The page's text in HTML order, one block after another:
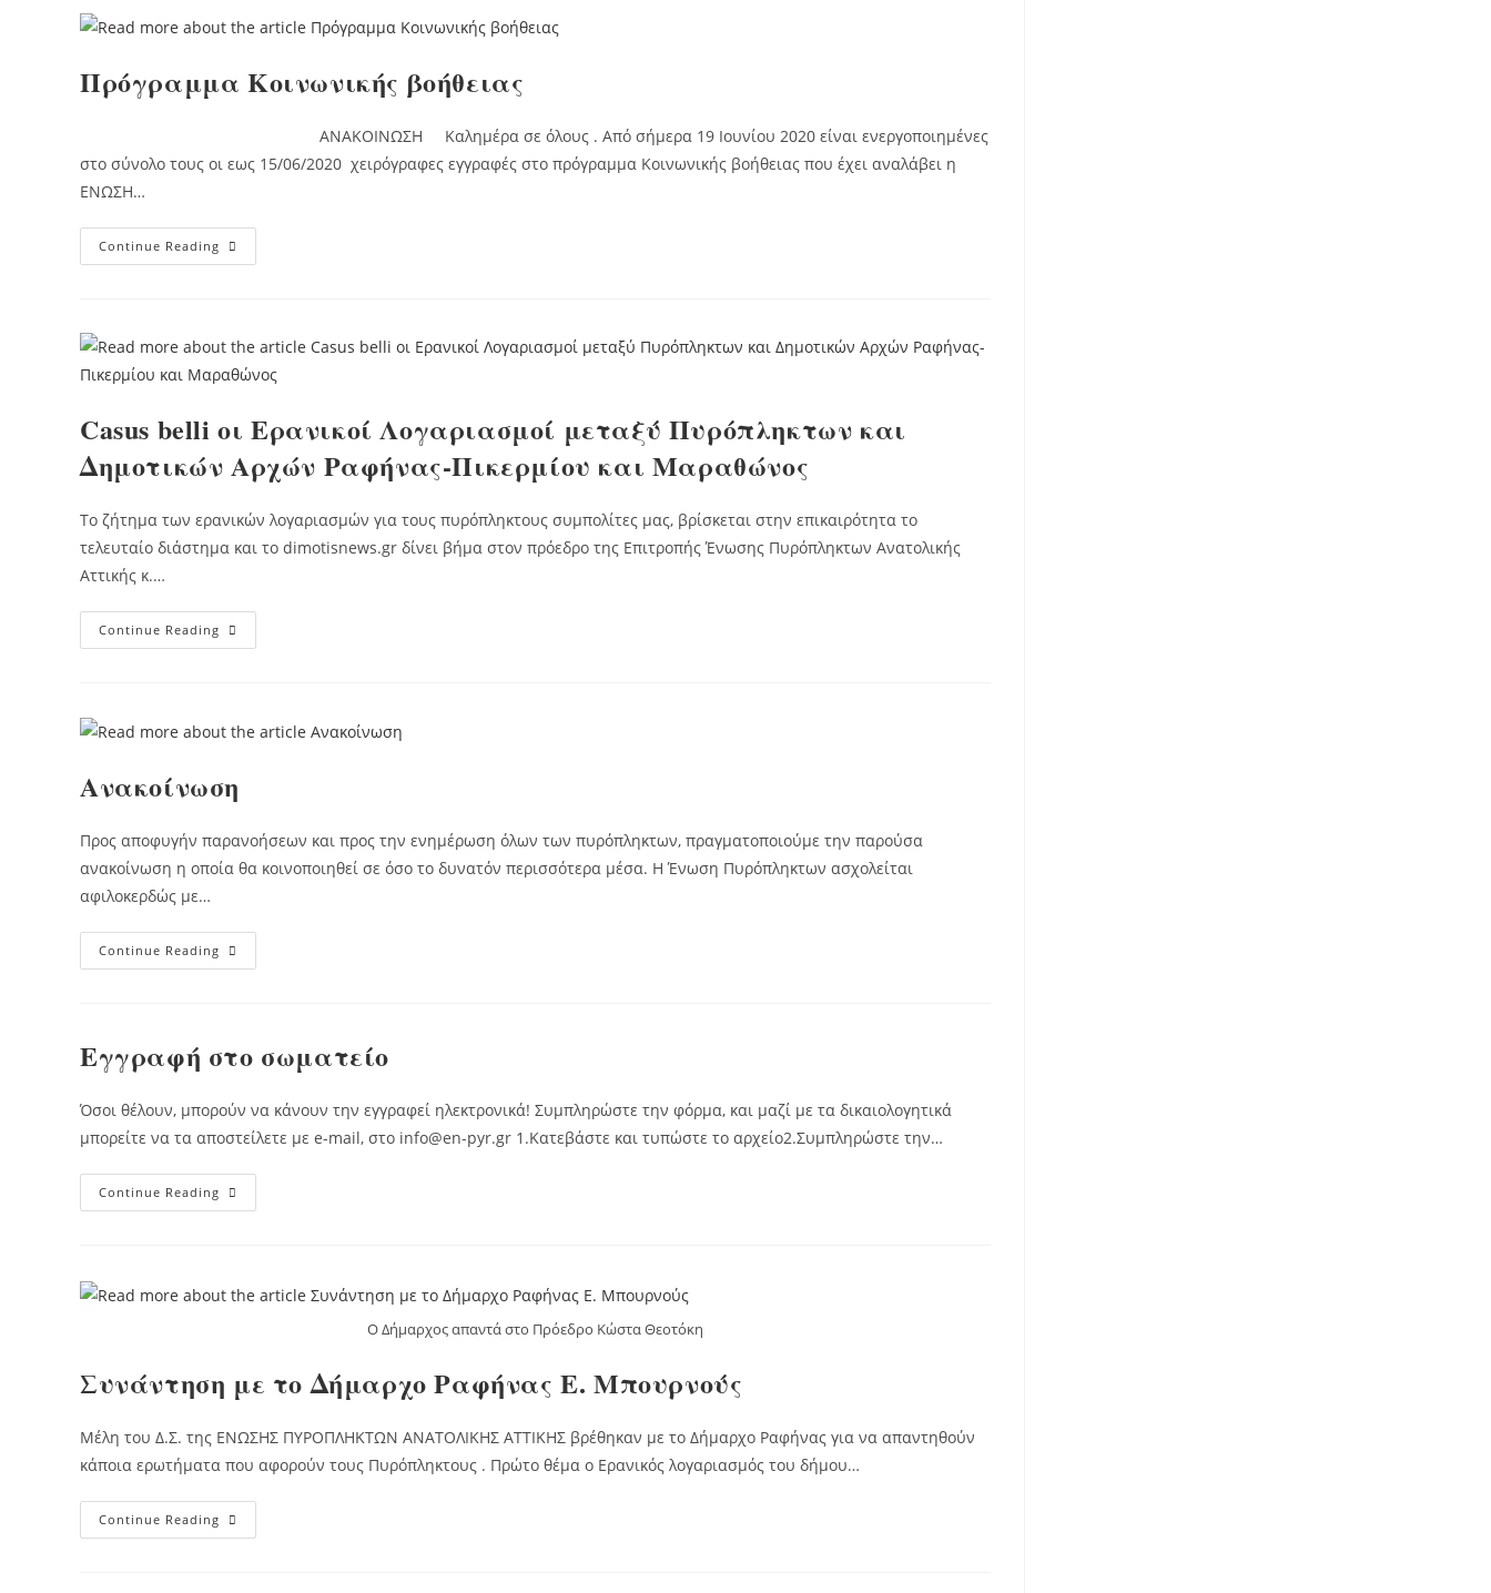
Πρόγραμμα Κοινωνικής βοήθειας
ΑΝΑΚΟΙΝΩΣΗ Καλημέρα σε όλους . Από σήμερα 19 Ιουνίου 2020 είναι ενεργοποιημένες
στο σύνολο τους οι εως 15/06/2020 χειρόγραφες εγγραφές στο πρόγραμμα Κοινωνικής βοήθειας που έχει αναλάβει η
ΕΝΩΣΗ…
Continue Reading Πρόγραμμα
Κοινωνικής
Casus belli οι Ερανικοί Λογαριασμοί μεταξύ Πυρόπληκτων και
Δημοτικών Αρχών Ραφήνας-Πικερμίου και Μαραθώνος
Το ζήτημα των ερανικών λογαριασμών για τους πυρόπληκτους συμπολίτες μας, βρίσκεται στην επικαιρότητα το
τελευταίο διάστημα και το dimotisnews.gr δίνει βήμα στον πρόεδρο της Επιτροπής Ένωσης Πυρόπληκτων Ανατολικής
Αττικής κ.…
Continue Reading Casus
Belli
Πυρόπληκτων
Και
Ραφήνας-
Πικερμίου
Μαραθώνος
Ανακοίνωση
Προς αποφυγήν παρανοήσεων και προς την ενημέρωση όλων των πυρόπληκτων, πραγματοποιούμε την παρούσα
ανακοίνωση η οποία θα κοινοποιηθεί σε όσο το δυνατόν περισσότερα μέσα. Η Ένωση Πυρόπληκτων ασχολείται
αφιλοκερδώς με…
Continue Reading Ανακοίνωση
Εγγραφή στο σωματείο
Όσοι θέλουν, μπορούν να κάνουν την εγγραφεί ηλεκτρονικά! Συμπληρώστε την φόρμα, και μαζί με τα δικαιολογητικά
μπορείτε να τα αποστείλετε με e-mail, στο info@en-pyr.gr 1.Κατεβάστε και τυπώστε το αρχείο2.Συμπληρώστε την…
Continue Reading Εγγραφή
Στο
Ο Δήμαρχος απαντά στο Πρόεδρο Κώστα Θεοτόκη
Συνάντηση με το Δήμαρχο Ραφήνας Ε. Μπουρνούς
Μέλη του Δ.Σ. της ΕΝΩΣΗΣ ΠΥΡΟΠΛΗΚΤΩΝ ΑΝΑΤΟΛΙΚΗΣ ΑΤΤΙΚΗΣ βρέθηκαν με το Δήμαρχο Ραφήνας για να απαντηθούν
κάποια ερωτήματα που αφορούν τους Πυρόπληκτους . Πρώτο θέμα ο Ερανικός λογαριασμός του δήμου…
Continue Reading Συνάντηση
Με